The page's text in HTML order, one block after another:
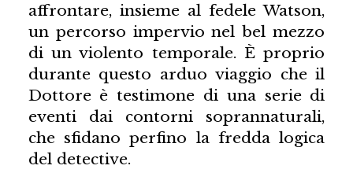
affrontare, insieme al fedele Watson,
un percorso impervio nel bel mezzo
di un violento temporale. È proprio
durante questo arduo viaggio che il
Dottore è testimone di una serie di
eventi dai contorni soprannaturali,
che sfidano perfino la fredda logica
del detective.